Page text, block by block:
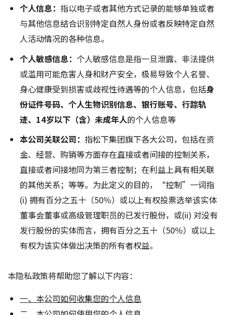
个人信息：指以电子或者其他方式记录的能够单独或者
与其他信息结合识别特定自然人身份或者反映特定自然
人活动情况的各种信息。
个人敏感信息： 个人敏感信息是指一旦泄露、非法提供
或滥用可能危害人身和财产安全，极易导致个人名誉、
身心健康受到损害或歧视性待遇等的个人信息，包括身
份证件号码、个人生物识别信息、银行账号、行踪轨
迹、14岁以下（含）未成年人的个人信息等
本公司关联公司：指松下集团旗下各大公司，包括在资
金、经营、购销等方面存在直接或者间接的控制关系，
直接或者间接地同为第三者控制；在利益上具有相关联
的其他关系；等等。为此定义的目的，“控制”一词指
(i) 拥有百分之五十（50％）或以上有权投票选举该实体
董事会董事或高级管理职员的已发行股份，或(ii) 对没有
发行股份的实体而言，拥有百分之五十（50％）或以上
有权为该实体做出决策的所有者权益。
本隐私政策将帮助您了解以下内容：
一、本公司如何收集您的个人信息